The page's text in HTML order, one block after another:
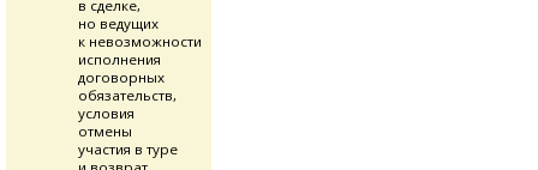
в сделке,
но ведущих
к невозможности
исполнения
договорных
обязательств,
условия
отмены
участия в туре